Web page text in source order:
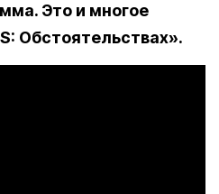
Это и многое
Обстоятельствах».